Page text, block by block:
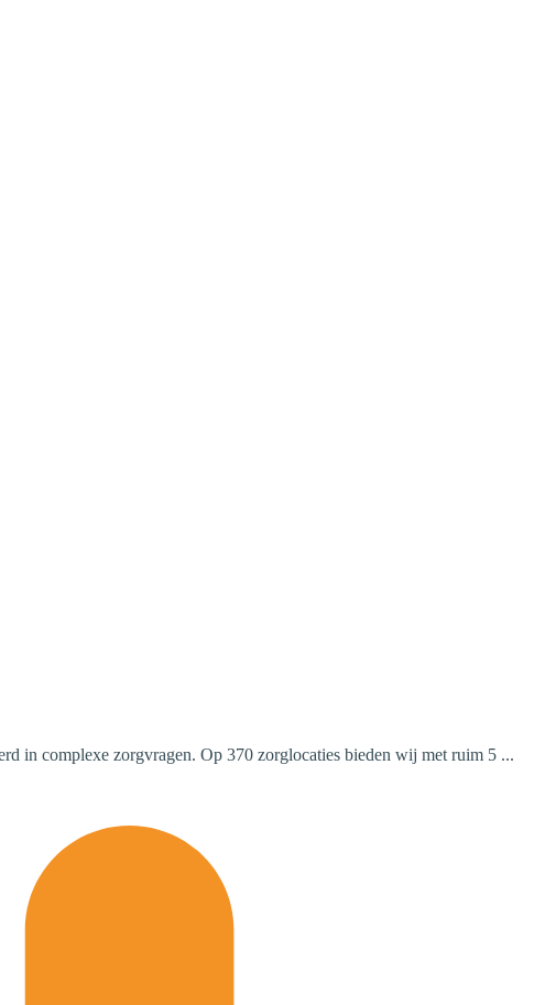
in complexe zorgvragen. Op 370 zorglocaties bieden wij met ruim 5 ...